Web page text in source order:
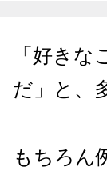
「好き
だ」と、
もちろん